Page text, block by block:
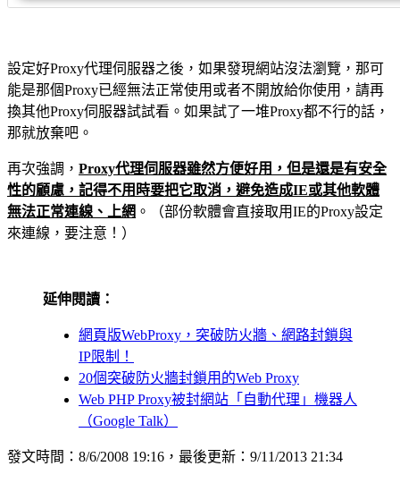
設定好Proxy代理伺服器之後，如果發現網站沒法瀏覽，那可
能是那個Proxy已經無法正常使用或者不開放給你使用，請再
換其他Proxy伺服器試試看。如果試了一堆Proxy都不行的話，
那就放棄吧。
再次強調， Proxy代理伺服器雖然方便好用，但是還是有安全
性的顧慮，記得不用時要把它取消，避免造成IE或其他軟體
無法正常連線、上網 。（部份軟體會直接取用IE的Proxy設定
來連線，要注意！）
延伸閱讀：
網頁版WebProxy，突破防火牆、網路封鎖與
IP限制！
20個突破防火牆封鎖用的Web Proxy
Web PHP Proxy被封網站「自動代理」機器人
（Google Talk）
發文時間：8/6/2008 19:16，最後更新：9/11/2013 21:34